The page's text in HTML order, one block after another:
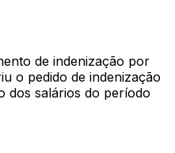
de indenização por
o pedido de indenização
dos salários do período